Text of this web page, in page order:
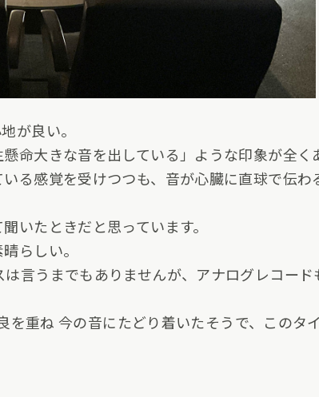
が良い。
命大きな音を出している」ような印象が全く
る感覚を受けつつも、音が心臓に直球で伝
いたときだと思っています。
らしい。
言うまでもありませんが、アナログレコー
を重ね 今の音にたどり着いたそうで、このタ